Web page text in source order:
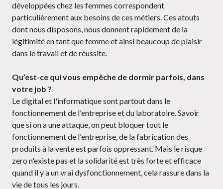
développées chez les femmes correspondent
particulièrement aux besoins de ces métiers. Ces atouts
dont nous disposons, nous donnent rapidement de la
légitimité en tant que femme et ainsi beaucoup de plaisir
dans le travail et de réussite.
Qu’est-ce qui vous empêche de dormir parfois, dans
votre job ?
Le digital et l'informatique sont partout dans le
fonctionnement de l'entreprise et du laboratoire. Savoir
que si on a une attaque, on peut bloquer tout le
fonctionnement de l'entreprise, de la fabrication des
produits à la vente est parfois oppressant. Mais le risque
zero n'existe pas et la solidarité est très forte et efficace
quand il y a un vrai dysfonctionnement, cela rassure dans la
vie de tous les jours.